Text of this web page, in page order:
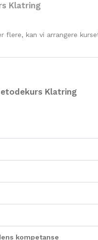
Klatring
flere, kan vi arrangere
Klatring
kompetanse